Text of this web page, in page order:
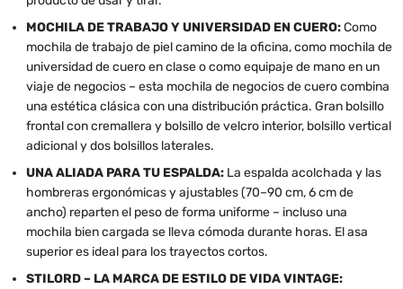
MOCHILA DE TRABAJO Y UNIVERSIDAD EN CUERO:Como
mochila de trabajo de piel camino de la oficina, como mochila de
universidad de cuero en clase o como equipaje de mano en un
viaje de negocios – esta mochila de negocios de cuero combina
una estética clásica con una distribución práctica. Gran bolsillo
frontal con cremallera y bolsillo de velcro interior, bolsillo vertical
adicional y dos bolsillos laterales.
UNA ALIADA PARA TU ESPALDA: La espalda acolchada y las
hombreras ergonómicas y ajustables (70–90 cm, 6 cm de
ancho) reparten el peso de forma uniforme – incluso una
mochila bien cargada se lleva cómoda durante horas. El asa
superior es ideal para los trayectos cortos.
STILORD – LA MARCA DE ESTILO DE VIDA VINTAGE: